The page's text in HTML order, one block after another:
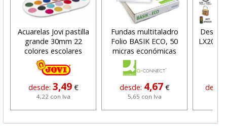
Acuarelas Jovi pastilla
grande 30mm 22
colores escolares
desde: 3,49 €
4,22 con Iva
Fundas multitaladro
Folio BASIK ECO, 50
micras económicas
desde: 4,67 €
5,65 con Iva
LX201